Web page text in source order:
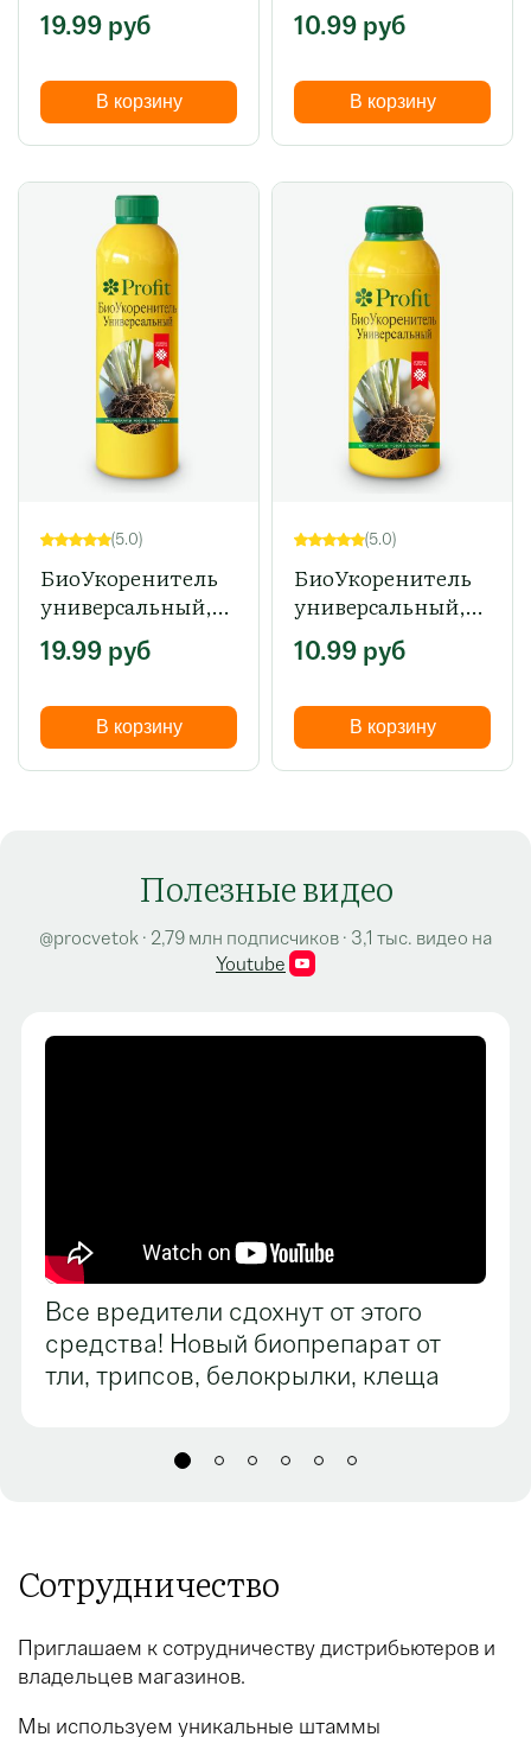
19.99 руб
В корзину
10.99 руб
В корзину
(5.0)
БиоУкоренитель
универсальный,
500 мл
19.99 руб
В корзину
(5.0)
БиоУкоренитель
универсальный,
200 мл
10.99 руб
В корзину
Полезные видео
@procvetok · 2,79 млн подписчиков · 3,1 тыс. видео на
Youtube
Все вредители сдохнут от этого
средства! Новый биопрепарат от
тли, трипсов, белокрылки, клеща
Сотрудничество
Приглашаем к сотрудничеству дистрибьютеров и
владельцев магазинов.
Мы используем уникальные штаммы